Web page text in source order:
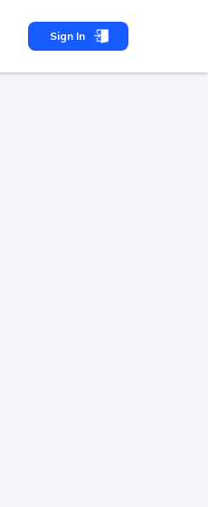
Sign In